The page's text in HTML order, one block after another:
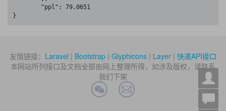
}
友情链接： Laravel | Bootstrap | Glyphicons | Layer | 快递API接口
本网站所列接口及文档全部由网上整理所得，如涉及版权，请联系
我们下架